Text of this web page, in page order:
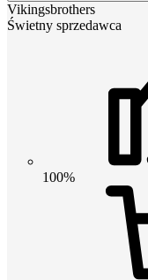
Vikingsbrothers
Świetny sprzedawca
100%